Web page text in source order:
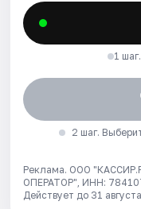
1
2 шаг.
Реклама. ООО
ОПЕРАТОР", ИНН:
Действует до 31